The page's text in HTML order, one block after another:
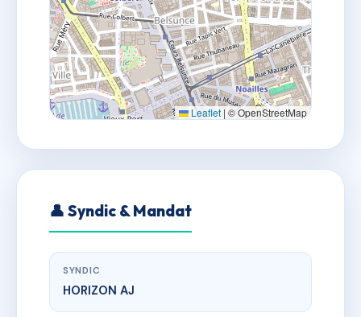
Leaflet | © OpenStreetMap
👤 Syndic & Mandat
SYNDIC
HORIZON AJ